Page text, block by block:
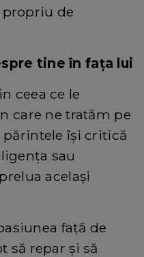
de
tine în fața lui
ceea ce le
care ne tratăm pe
își critică
sau
același
față de
să repar și să